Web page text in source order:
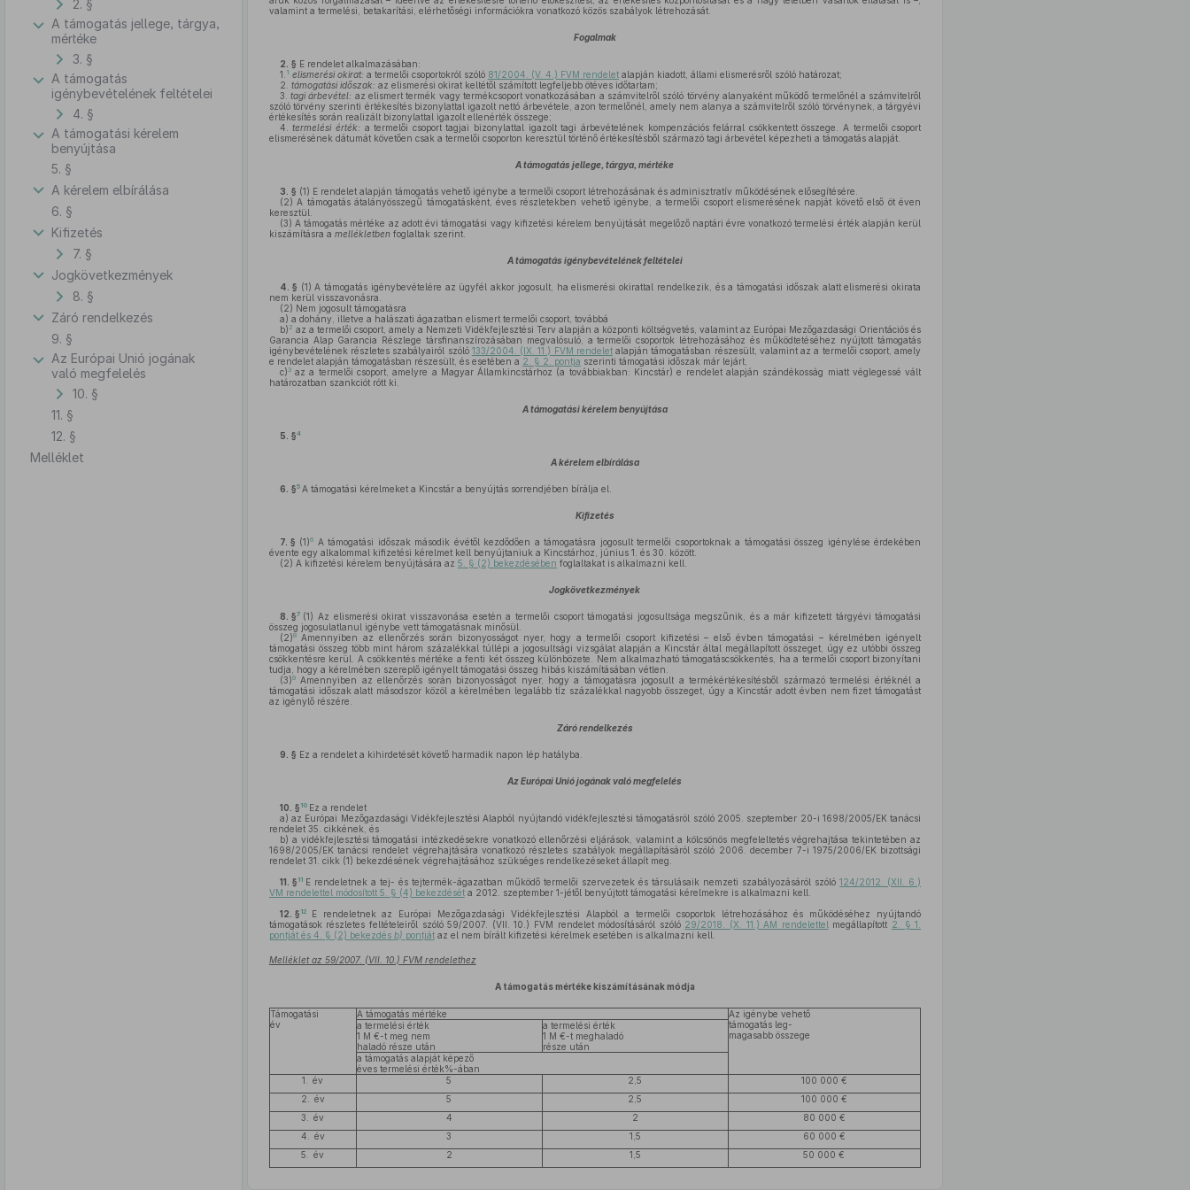
2. §
A támogatás jellege, tárgya,
mértéke
3. §
A támogatás
igénybevételének feltételei
4. §
A támogatási kérelem
benyújtása
5. §
A kérelem elbírálása
6. §
Kifizetés
7. §
Jogkövetkezmények
8. §
Záró rendelkezés
9. §
Az Európai Unió jogának
való megfelelés
10. §
11. §
12. §
Melléklet
valamint a termelési, betakarítási, elérhetőségi információkra vonatkozó közös szabályok létrehozását.
Fogalmak
2. § E rendelet alkalmazásában:
1. 1 elismerési okirat: a termelői csoportokról szóló 81/2004. (V. 4.) FVM rendeletalapján kiadott, állami elismerésről szóló határozat;
2. támogatási időszak: az elismerési okirat keltétől számított legfeljebb ötéves időtartam;
3. tagi árbevétel: az elismert termék vagy termékcsoport vonatkozásában a számvitelről szóló törvény alanyaként működő termelőnél a számvitelről
szóló törvény szerinti értékesítés bizonylattal igazolt nettó árbevétele, azon termelőnél, amely nem alanya a számvitelről szóló törvénynek, a tárgyévi
értékesítés során realizált bizonylattal igazolt ellenérték összege;
4.
termelési érték: a termelői csoport tagjai bizonylattal igazolt tagi árbevételének kompenzációs felárral csökkentett összege. A termelői csoport
elismerésének dátumát követően csak a termelői csoporton keresztül történő értékesítésből származó tagi árbevétel képezheti a támogatás alapját.
A támogatás jellege, tárgya, mértéke
3. § (1) E rendelet alapján támogatás vehető igénybe a termelői csoport létrehozásának és adminisztratív működésének elősegítésére.
(2) A támogatás átalányösszegű támogatásként, éves részletekben vehető igénybe, a termelői csoport elismerésének napját követő első öt éven
keresztül.
(3) A támogatás mértéke az adott évi támogatási vagy kifizetési kérelem benyújtását megelőző naptári évre vonatkozó termelési érték alapján kerül
kiszámításra a mellékletbenfoglaltak szerint.
A támogatás igénybevételének feltételei
4. § (1) A támogatás igénybevételére az ügyfél akkor jogosult, ha elismerési okirattal rendelkezik, és a támogatási időszak alatt elismerési okirata
nem kerül visszavonásra.
(2) Nem jogosult támogatásra
a) a dohány, illetve a halászati ágazatban elismert termelői csoport, továbbá
b) 2 az a termelői csoport, amely a Nemzeti Vidékfejlesztési Terv alapján a központi költségvetés, valamint az Európai Mezőgazdasági Orientációs és
Garancia Alap Garancia Részlege társfinanszírozásában megvalósuló, a termelői csoportok létrehozásához és működtetéséhez nyújtott támogatás
igénybevételének részletes szabályairól szóló 133/2004. (IX. 11.) FVM rendeletalapján támogatásban részesült, valamint az a termelői csoport, amely
e rendelet alapján támogatásban részesült, és esetében a 2. § 2. pontja szerinti támogatási időszak már lejárt,
c) 3az a termelői csoport, amelyre a Magyar Államkincstárhoz (a továbbiakban: Kincstár) e rendelet alapján szándékosság miatt véglegessé vált
határozatban szankciót rótt ki.
A támogatási kérelem benyújtása
5. §4
A kérelem elbírálása
6. §5 A támogatási kérelmeket a Kincstár a benyújtás sorrendjében bírálja el.
Kifizetés
7. § (1)6 A támogatási időszak második évétől kezdődően a támogatásra jogosult termelői csoportoknak a támogatási összeg igénylése érdekében
évente egy alkalommal kifizetési kérelmet kell benyújtaniuk a Kincstárhoz, június 1. és 30. között.
(2) A kifizetési kérelem benyújtására az 5. § (2) bekezdésében foglaltakat is alkalmazni kell.
Jogkövetkezmények
8. §7 (1) Az elismerési okirat visszavonása esetén a termelői csoport támogatási jogosultsága megszűnik, és a már kifizetett tárgyévi támogatási
összeg jogosulatlanul igénybe vett támogatásnak minősül.
(2)8Amennyiben az ellenőrzés során bizonyosságot nyer, hogy a termelői csoport kifizetési – első évben támogatási – kérelmében igényelt
támogatási összeg több mint három százalékkal túllépi a jogosultsági vizsgálat alapján a Kincstár által megállapított összeget, úgy ez utóbbi összeg
csökkentésre kerül. A csökkentés mértéke a fenti két összeg különbözete. Nem alkalmazható támogatáscsökkentés, ha a termelői csoport bizonyítani
tudja, hogy a kérelmében szereplő igényelt támogatási összeg hibás kiszámításában vétlen.
(3)9Amennyiben az ellenőrzés során bizonyosságot nyer, hogy a támogatásra jogosult a termékértékesítésből származó termelési értéknél a
támogatási időszak alatt másodszor közöl a kérelmében legalább tíz százalékkal nagyobb összeget, úgy a Kincstár adott évben nem fizet támogatást
az igénylő részére.
Záró rendelkezés
9. § Ez a rendelet a kihirdetését követő harmadik napon lép hatályba.
Az Európai Unió jogának való megfelelés
10. § 10 Ez a rendelet
a) az Európai Mezőgazdasági Vidékfejlesztési Alapból nyújtandó vidékfejlesztési támogatásról szóló 2005. szeptember 20-i 1698/2005/EK tanácsi
rendelet 35. cikkének, és
b) a vidékfejlesztési támogatási intézkedésekre vonatkozó ellenőrzési eljárások, valamint a kölcsönös megfeleltetés végrehajtása tekintetében az
1698/2005/EK tanácsi rendelet végrehajtására vonatkozó részletes szabályok megállapításáról szóló 2006. december 7-i 1975/2006/EK bizottsági
rendelet 31. cikk (1) bekezdésének végrehajtásához szükséges rendelkezéseket állapít meg.
11. § 11 E rendeletnek a tej- és tejtermék-ágazatban működő termelői szervezetek és társulásaik nemzeti szabályozásáról szóló124/2012. (XII. 6.)
VM rendelettel módosított 5. § (4) bekezdéséta 2012. szeptember 1-jétől benyújtott támogatási kérelmekre is alkalmazni kell.
12. § 12
E rendeletnek az Európai Mezőgazdasági Vidékfejlesztési Alapból a termelői csoportok létrehozásához és működéséhez nyújtandó
támogatások részletes feltételeiről szóló 59/2007. (VII. 10.) FVM rendelet módosításáról szóló 29/2018. (X. 11.) AM rendelettel megállapított 2. § 1.
pontját és 4. § (2) bekezdés b) pontjátaz el nem bírált kifizetési kérelmek esetében is alkalmazni kell.
Melléklet az 59/2007. (VII. 10.) FVM rendelethez
A támogatás mértéke kiszámításának módja
Támogatási
év
A támogatás mértéke
Az igénybe vehető
támogatás leg-
magasabb összege
a termelési érték
1 M €-t meg nem
haladó része után
a termelési érték
1 M €-t meghaladó
része után
a támogatás alapját képező
éves termelési érték%-ában
1. év
5 2,5
100 000 €
2. év
5 2,5
100 000 €
3. év
4 2
80 000 €
4. év
3 1,5
60 000 €
5. év
2 1,5 50 000 €